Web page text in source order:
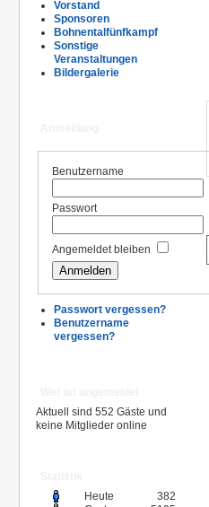
Vorstand
Sponsoren
Bohnentalfünfkampf
Sonstige
Veranstaltungen
Bildergalerie
Benutzername
Passwort
Angemeldet bleiben
Passwort vergessen?
Benutzername
vergessen?
Aktuell sind 552 Gäste und
keine Mitglieder online
Heute
382